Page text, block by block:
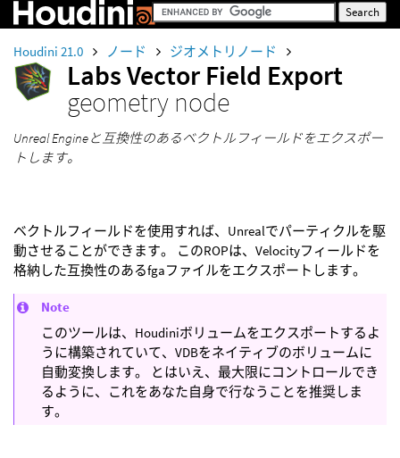
Houdini 21.0 ノード ジオメトリノード
Labs Vector Field Export
geometry node
Unreal Engineと互換性のあるベクトルフィールドをエクスポー
トします。
ベクトルフィールドを使用すれば、Unrealでパーティクルを駆
動させることができます。 このROPは、Velocityフィールドを
格納した互換性のあるfgaファイルをエクスポートします。
Note
このツールは、Houdiniボリュームをエクスポートするよ
うに構築されていて、VDBをネイティブのボリュームに
自動変換します。 とはいえ、最大限にコントロールでき
るように、これをあなた自身で行なうことを推奨しま
す。